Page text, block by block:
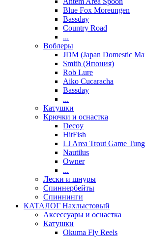
Blue Fox Moreungen
Bassday
Country Road
...
Воблеры
JDM (Japan Domestic
Smith (Япония)
Rob Lure
Aiko Cucaracha
Bassday
...
Катушки
Крючки и оснастка
Decoy
HitFish
LJ Area Trout Game
Nautilus
Owner
...
Лески и шнуры
Спиннербейты
Спиннинги
КАТАЛОГ Нахлыстовый
Аксессуары и оснастка
Катушки
Okuma Fly Reels